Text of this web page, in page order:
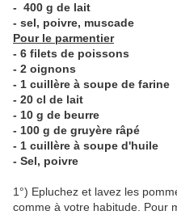
- 400 g de lait
- sel, poivre, muscade
Pour le parmentier
- 6 filets de poissons
- 2 oignons
- 1 cuillère à soupe de farine
- 20 cl de lait
- 10 g de beurre
- 100 g de gruyère râpé
- 1 cuillère à soupe d'huile
- Sel, poivre
1°) Epluchez et lavez les
comme à votre habitude. Pour